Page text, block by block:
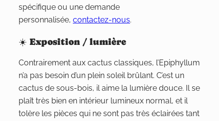
spécifique ou une demande
personnalisée, contactez-nous.
☀️ Exposition / lumière
Contrairement aux cactus classiques, l’Epiphyllum
n’a pas besoin d’un plein soleil brûlant. C’est un
cactus de sous-bois, il aime la lumière douce. Il se
plaît très bien en intérieur lumineux normal, et il
tolère les pièces qui ne sont pas très éclairées tant